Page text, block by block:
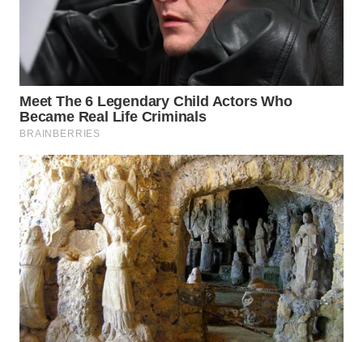
WN
BOGOR
DEPOK
WN
UTARA
WN
SAMOSIR
WN
PADANG
LAWAS